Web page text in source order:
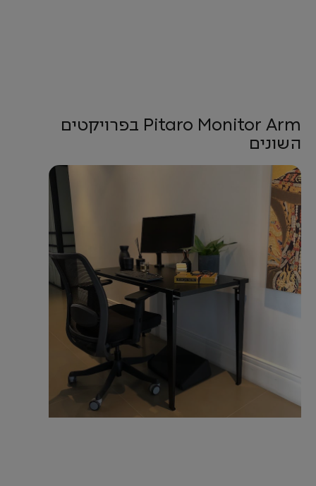
Pitaro Monitor Arm בפרויקטים
השונים